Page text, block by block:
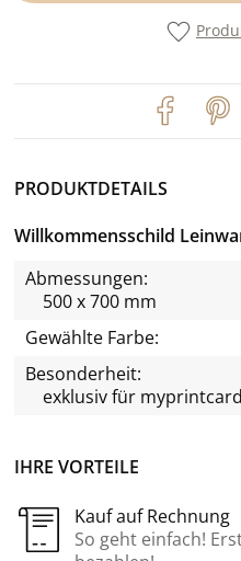
IHRE VORTEILE
Kauf auf Rechnung
So geht einfach!
PRODUKTDETAILS
Willkommensschild
Abmessungen:
500 x 700 mm
Gewählte Farbe:
Besonderheit:
exklusiv für myprintcard